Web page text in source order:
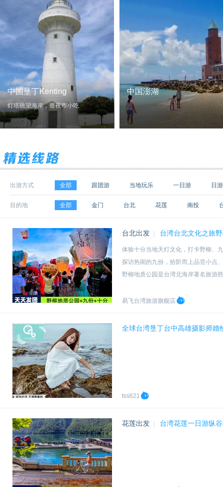
中国垦丁Kenting
灯塔眺望海岸，逛夜市小吃
中国澎湖
出游方式 全部 跟团游 当地玩乐 一日游 日游
目的地 全部 金门 台北 花莲 南投
台北出发 台湾台北文化之旅
体验十分当地天灯文化，打卡野柳、
探访热闹的九份，拾阶而上品尝小点
野柳地质公园是台湾北海岸著名旅游
易飞台湾旅游旗舰店
全球台湾垦丁台中高雄摄影师
tss621
花莲出发 台湾花莲一日游纵